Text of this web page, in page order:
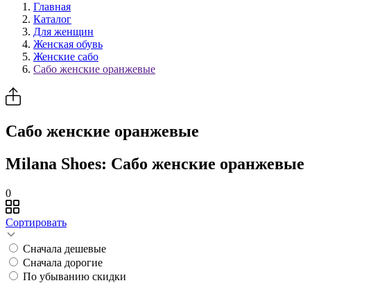
Главная
Каталог
Для женщин
Женская обувь
Женские сабо
Сабо женские оранжевые
Сабо женские оранжевые
Milana Shoes: Сабо женские оранжевые
0
Сортировать
Сначала дешевые
Сначала дорогие
По убыванию скидки